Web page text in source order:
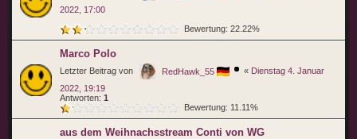
2022, 17:00
Bewertung: 22.22%
Marco Polo
Letzter Beitrag von RedHawk_55 « Dienstag 4. Januar
2022, 19:19
Antworten: 1
Bewertung: 11.11%
aus dem Weihnachsstream Conti von WG